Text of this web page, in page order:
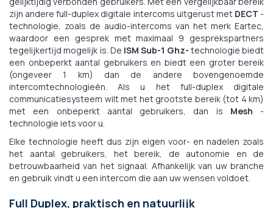
zijn andere full-duplex digitale intercoms uitgerust met DECT -
technologie, zoals de audio-intercoms van het merk Eartec,
waardoor een gesprek met maximaal 9 gesprekspartners
tegelijkertijd mogelijk is. De ISM Sub-1 Ghz- technologie biedt
een onbeperkt aantal gebruikers en biedt een groter bereik
(ongeveer 1 km) dan de andere bovengenoemde
intercomtechnologieën. Als u het full-duplex digitale
communicatiesysteem wilt met het grootste bereik (tot 4 km)
met een onbeperkt aantal gebruikers, dan is Mesh -
technologie iets voor u.
Elke technologie heeft dus zijn eigen voor- en nadelen zoals
het aantal gebruikers, het bereik, de autonomie en de
betrouwbaarheid van het signaal. Afhankelijk van uw branche
en gebruik vindt u een intercom die aan uw wensen voldoet.
Full Duplex, praktisch en natuurlijk